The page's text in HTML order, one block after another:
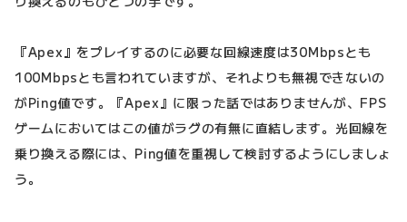
『Apex』をプレイするのに必要な回線速度は30Mbpsとも
100Mbpsとも言われていますが、それよりも無視できないの
がPing値です。『Apex』に限った話ではありませんが、FPS
ゲームにおいてはこの値がラグの有無に直結します。光回線を
乗り換える際には、Ping値を重視して検討するようにしましょ
う。